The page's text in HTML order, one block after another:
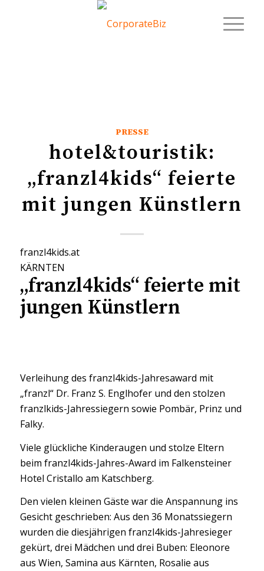
PRESSE
hotel&touristik:
„franzl4kids“ feierte
mit jungen Künstlern
franzl4kids.at
KÄRNTEN
„franzl4kids“ feierte mit
jungen Künstlern
Verleihung des franzl4kids-Jahresaward mit
„franzl“ Dr. Franz S. Englhofer und den stolzen
franzlkids-Jahressiegern sowie Pombär, Prinz und
Falky.
Viele glückliche Kinderaugen und stolze Eltern
beim franzl4kids-Jahres-Award im Falkensteiner
Hotel Cristallo am Katschberg.
Den vielen kleinen Gäste war die Anspannung ins
Gesicht geschrieben: Aus den 36 Monatssiegern
wurden die diesjährigen franzl4kids-Jahresieger
gekürt, drei Mädchen und drei Buben: Eleonore
aus Wien, Samina aus Kärnten, Rosalie aus